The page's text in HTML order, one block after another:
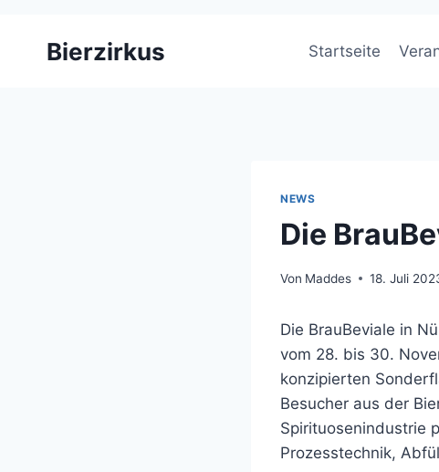
Bierzirkus Startseite
NEWS
Die
Von Maddes 18. Juli
Die BrauBeviale in
vom 28. bis 30.
konzipierten
Besucher aus der
Spirituosenindustrie
Prozesstechnik,